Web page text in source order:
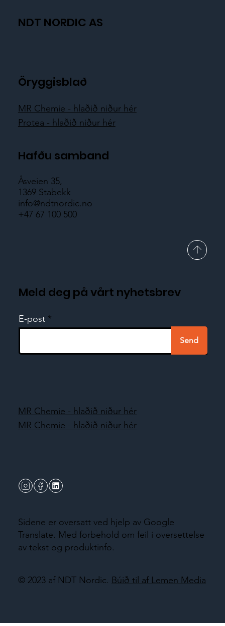
NDT NORDIC AS
Öryggisblað
MR Chemie - hlaðið niður hér
Protea - hlaðið niður hér
Hafðu samband
Åsveien 35,
1369 Stabekk
info@ndtnordic.no
+47 67 100 500
© 2023 af NDT Nordic. Búið til af Lemen Media
Meld deg på vårt nyhetsbrev
E-post
Send
Sidene er oversatt ved hjelp av Google
Translate. Med forbehold om feil i oversettelse
av tekst og produktinfo.
MR Chemie - hlaðið niður hér
MR Chemie - hlaðið niður hér